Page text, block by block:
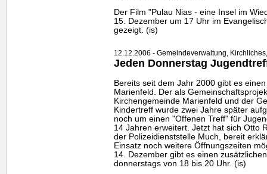
Der Film "Pulau Nias - eine Insel im
15. Dezember um 17 Uhr im
gezeigt. (is)
12.12.2006 - Gemeindeverwaltung,
Jeden Donnerstag
Bereits seit dem Jahr 2000 gibt es
Marienfeld. Der als
Kirchengemeinde Marienfeld und der
Kindertreff wurde zwei Jahre später
noch um einen "Offenen Treff" für
14 Jahren erweitert. Jetzt hat sich Otto
der Polizeidienststelle Much, bereit
Einsatz noch weitere Öffnungszeiten
14. Dezember gibt es einen
donnerstags von 18 bis 20 Uhr. (is)